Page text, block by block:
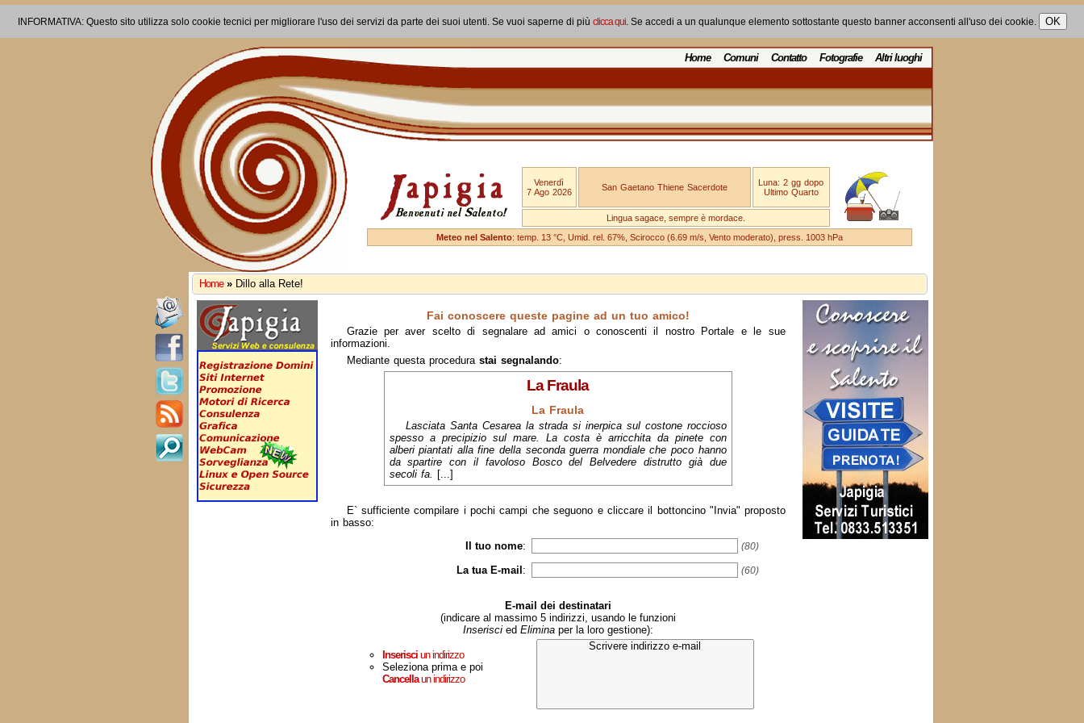
INFORMATIVA: Questo sito utilizza solo cookie tecnici per migliorare l'uso dei servizi da parte dei suoi utenti. Se vuoi saperne di più clicca qui. Se accedi a un qualunque elemento sottostante questo banner acconsenti all'uso dei cookie.
Home Comuni Contatto Fotografie Altri luoghi
Venerdì
7 Ago 2026
San Gaetano Thiene Sacerdote
Luna: 2 gg dopo
Ultimo Quarto
Lingua sagace, sempre è mordace.
Meteo nel Salento: temp. 13 °C, Umid. rel. 67%, Scirocco (6.69 m/s, Vento moderato), press. 1003 hPa
Home » Dillo alla Rete!
Fai conoscere queste pagine ad un tuo amico!
Grazie per aver scelto di segnalare ad amici o conoscenti il nostro Portale e le sue
informazioni.
Mediante questa procedura stai segnalando:
La Fraula
La Fraula
Lasciata Santa Cesarea la strada si inerpica sul costone roccioso
spesso a precipizio sul mare. La costa è arricchita da pinete con
alberi piantati alla fine della seconda guerra mondiale che poco hanno
da spartire con il favoloso Bosco del Belvedere distrutto già due
secoli fa. [...]
E` sufficiente compilare i pochi campi che seguono e cliccare il bottoncino "Invia" proposto
in basso:
Il tuo nome: (80)
La tua E-mail : (60)
E-mail dei destinatari
(indicare al massimo 5 indirizzi, usando le funzioni
Inseriscied Eliminaper la loro gestione):
Inserisciun indirizzo
Seleziona prima e poi
Cancellaun indirizzo